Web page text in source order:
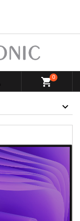
shopping_cart0